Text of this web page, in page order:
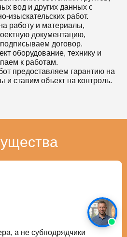
вод и других данных с
изыскательских работ.
работу и материалы,
документацию,
договор.
оборудование, технику и
к работам.
предоставляем гарантию на
и ставим объект на контроль.
а не субподрядчики